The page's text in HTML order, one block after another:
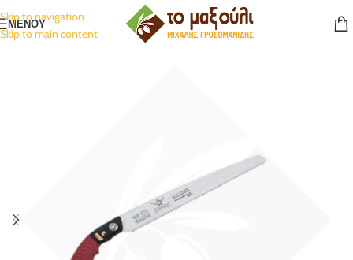
Skip to navigation
Skip to main content
ΜΕΝΟΥ